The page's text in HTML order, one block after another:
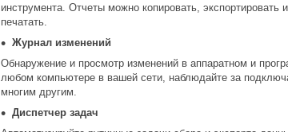
инструмента. Отчеты можно копировать,
печатать.
Журнал изменений
Обнаружение и просмотр изменений в аппаратном и
любом компьютере в вашей сети, наблюдайте за
многим другим.
Диспетчер задач